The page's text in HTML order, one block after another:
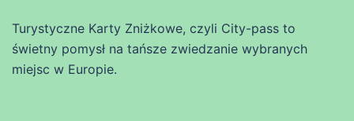
Turystyczne Karty Zniżkowe, czyli City-pass to
świetny pomysł na tańsze zwiedzanie wybranych
miejsc w Europie.